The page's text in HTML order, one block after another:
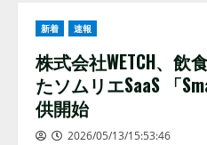
新着 速報
株式会社WETCH、飲
たソムリエSaaS 「
供開始
2026/05/13/15:53:46